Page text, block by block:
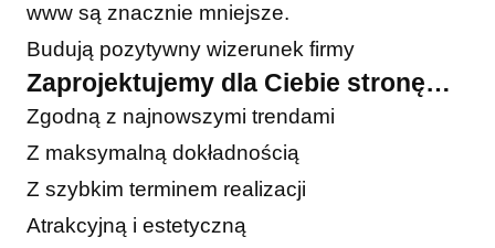
www są znacznie mniejsze.
Budują pozytywny wizerunek firmy
Zaprojektujemy dla Ciebie stronę…
Zgodną z najnowszymi trendami
Z maksymalną dokładnością
Z szybkim terminem realizacji
Atrakcyjną i estetyczną